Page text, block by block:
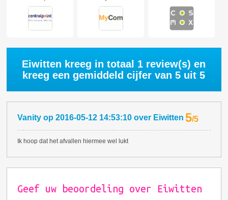
Eiwitten kreeg in totaal 1 review(s) en
kreeg een gemiddeld cijfer van5 uit 5
Vanity op2016-05-12 14:53:10 over Eiwitten 5/5
Ik hoop dat het afvallen hiermee wel lukt
Geef uw beoordeling over Eiwitten